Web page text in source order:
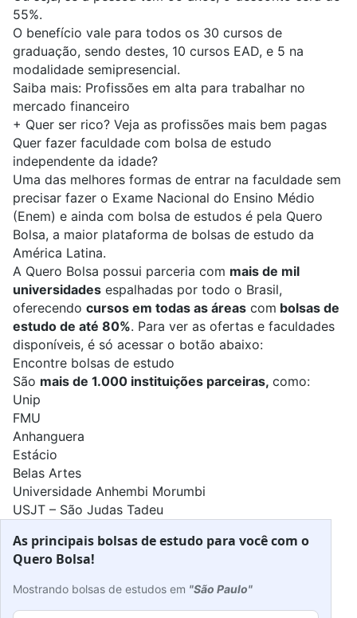
55%.
O benefício vale para todos os 30 cursos de
graduação, sendo destes, 10 cursos EAD, e 5 na
modalidade semipresencial.
Saiba mais: Profissões em alta para trabalhar no
mercado financeiro
+ Quer ser rico? Veja as profissões mais bem pagas
Quer fazer faculdade com bolsa de estudo
independente da idade?
Uma das melhores formas de entrar na faculdade sem
precisar fazer o Exame Nacional do Ensino Médio
(Enem) e ainda com bolsa de estudos é pela Quero
Bolsa, a maior plataforma de bolsas de estudo da
América Latina.
A Quero Bolsa possui parceria com mais de mil
universidades espalhadas por todo o Brasil,
oferecendo cursos em todas as áreas com bolsas de
estudo de até 80%. Para ver as ofertas e faculdades
disponíveis, é só acessar o botão abaixo:
Encontre bolsas de estudo
São mais de 1.000 instituições parceiras, como:
Unip
FMU
Anhanguera
Estácio
Belas Artes
Universidade Anhembi Morumbi
USJT – São Judas Tadeu
As principais bolsas de estudo para você com o
Quero Bolsa!
Mostrando bolsas de estudos em "São Paulo"